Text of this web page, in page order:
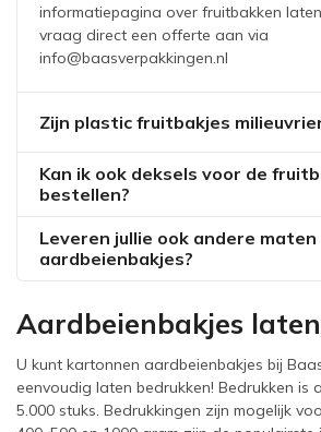
informatiepagina over fruitbakken
vraag direct een offerte aan via
info@baasverpakkingen.nl
Zijn plastic fruitbakjes
Kan ik ook deksels voor de
bestellen?
Leveren jullie ook andere maten
aardbeienbakjes?
Aardbeienbakjes
U kunt kartonnen aardbeienbakjes bij
eenvoudig laten bedrukken! Bedrukken is
5.000 stuks. Bedrukkingen zijn mogelijk